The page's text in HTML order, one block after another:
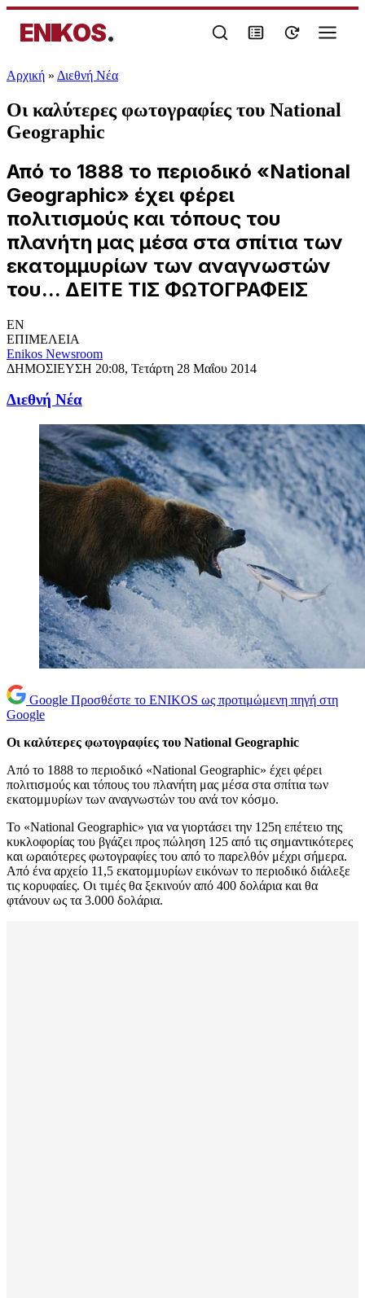
ENIKOS.
Αρχική » Διεθνή Νέα
Οι καλύτερες φωτογραφίες του National
Geographic
Από το 1888 το περιοδικό «National
Geographic» έχει φέρει
πολιτισμούς και τόπους του
πλανήτη μας μέσα στα σπίτια των
εκατομμυρίων των αναγνωστών
του... ΔΕΙΤΕ ΤΙΣ ΦΩΤΟΓΡΑΦΕΙΣ
EN
ΕΠΙΜΕΛΕΙΑ
Enikos Newsroom
ΔΗΜΟΣΙΕΥΣΗ 20:08, Τετάρτη 28 Μαΐου 2014
Διεθνή Νέα
Google Προσθέστε το ENIKOS ως προτιμώμενη πηγή στη
Google
Οι καλύτερες φωτογραφίες του National Geographic
Από το 1888 το περιοδικό «National Geographic» έχει φέρει
πολιτισμούς και τόπους του πλανήτη μας μέσα στα σπίτια των
εκατομμυρίων των αναγνωστών του ανά τον κόσμο.
Το «National Geographic» για να γιορτάσει την 125η επέτειο της
κυκλοφορίας του βγάζει προς πώληση 125 από τις σημαντικότερες
και ωραιότερες φωτογραφίες του από το παρελθόν μέχρι σήμερα.
Από ένα αρχείο 11,5 εκατομμυρίων εικόνων το περιοδικό διάλεξε
τις κορυφαίες. Oι τιμές θα ξεκινούν από 400 δολάρια και θα
φτάνουν ως τα 3.000 δολάρια.